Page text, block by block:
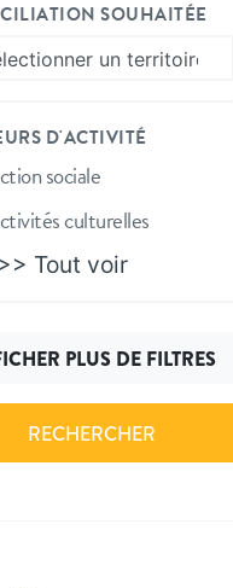
SOUHAITÉE
D'ACTIVITÉ
sociale
culturelles
>> Tout voir
PLUS DE FILTRES